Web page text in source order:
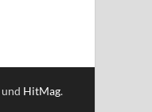
und HitMag.